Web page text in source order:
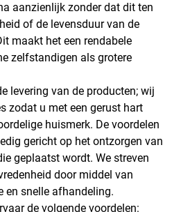
aanzienlijk zonder dat dit ten
of de levensduur van de
maakt het een rendabele
zelfstandigen als grotere
levering van de producten; wij
zodat u met een gerust hart
huismerk. De voordelen
gericht op het ontzorgen van
geplaatst wordt. We streven
door middel van
en snelle afhandeling.
de volgende voordelen: